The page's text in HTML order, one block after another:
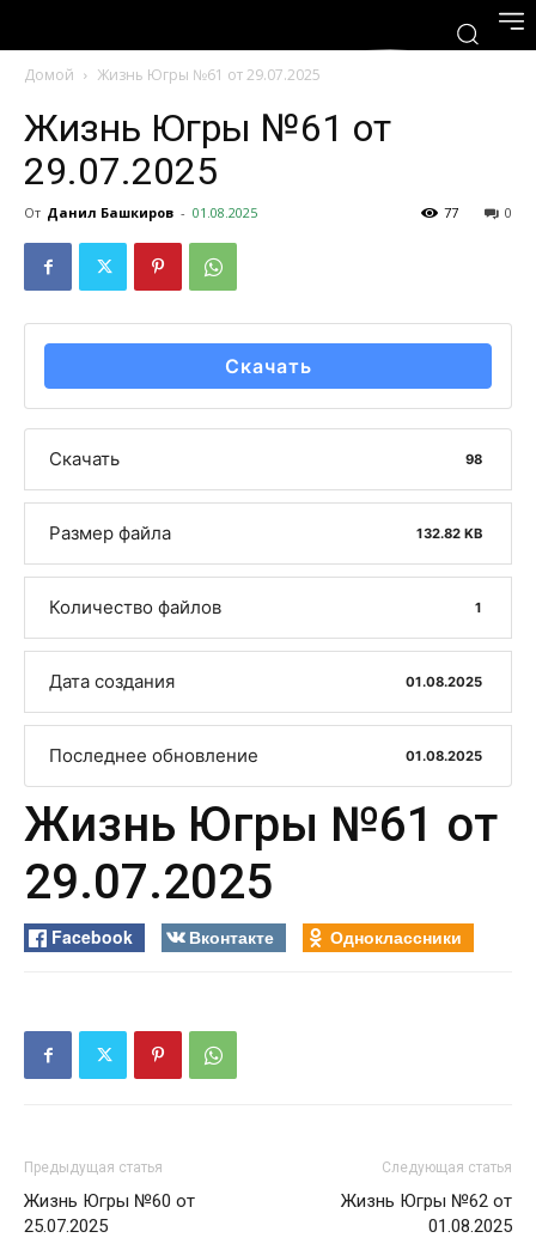
Домой Жизнь Югры №61 от 29.07.2025
Жизнь Югры №61 от
29.07.2025
От Данил Башкиров - 01.08.2025 0
77
Скачать
Скачать 98
Размер файла 132.82 KB
Количество файлов 1
Дата создания 01.08.2025
Последнее обновление 01.08.2025
Жизнь Югры №61 от
29.07.2025
Facebook Вконтакте Одноклассники
Предыдущая статья
Жизнь Югры №60 от
25.07.2025
Следующая статья
Жизнь Югры №62 от
01.08.2025